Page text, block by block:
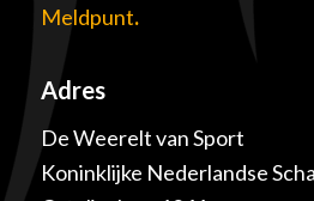
Meldpunt.
Adres
De Weerelt van Sport
Koninklijke Nederlandse